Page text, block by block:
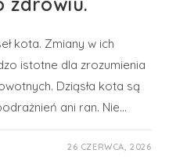
kota. Zmiany w ich
istotne dla zrozumienia
Dziąsła kota są
ani ran. Nie…
26 CZERWCA, 2026